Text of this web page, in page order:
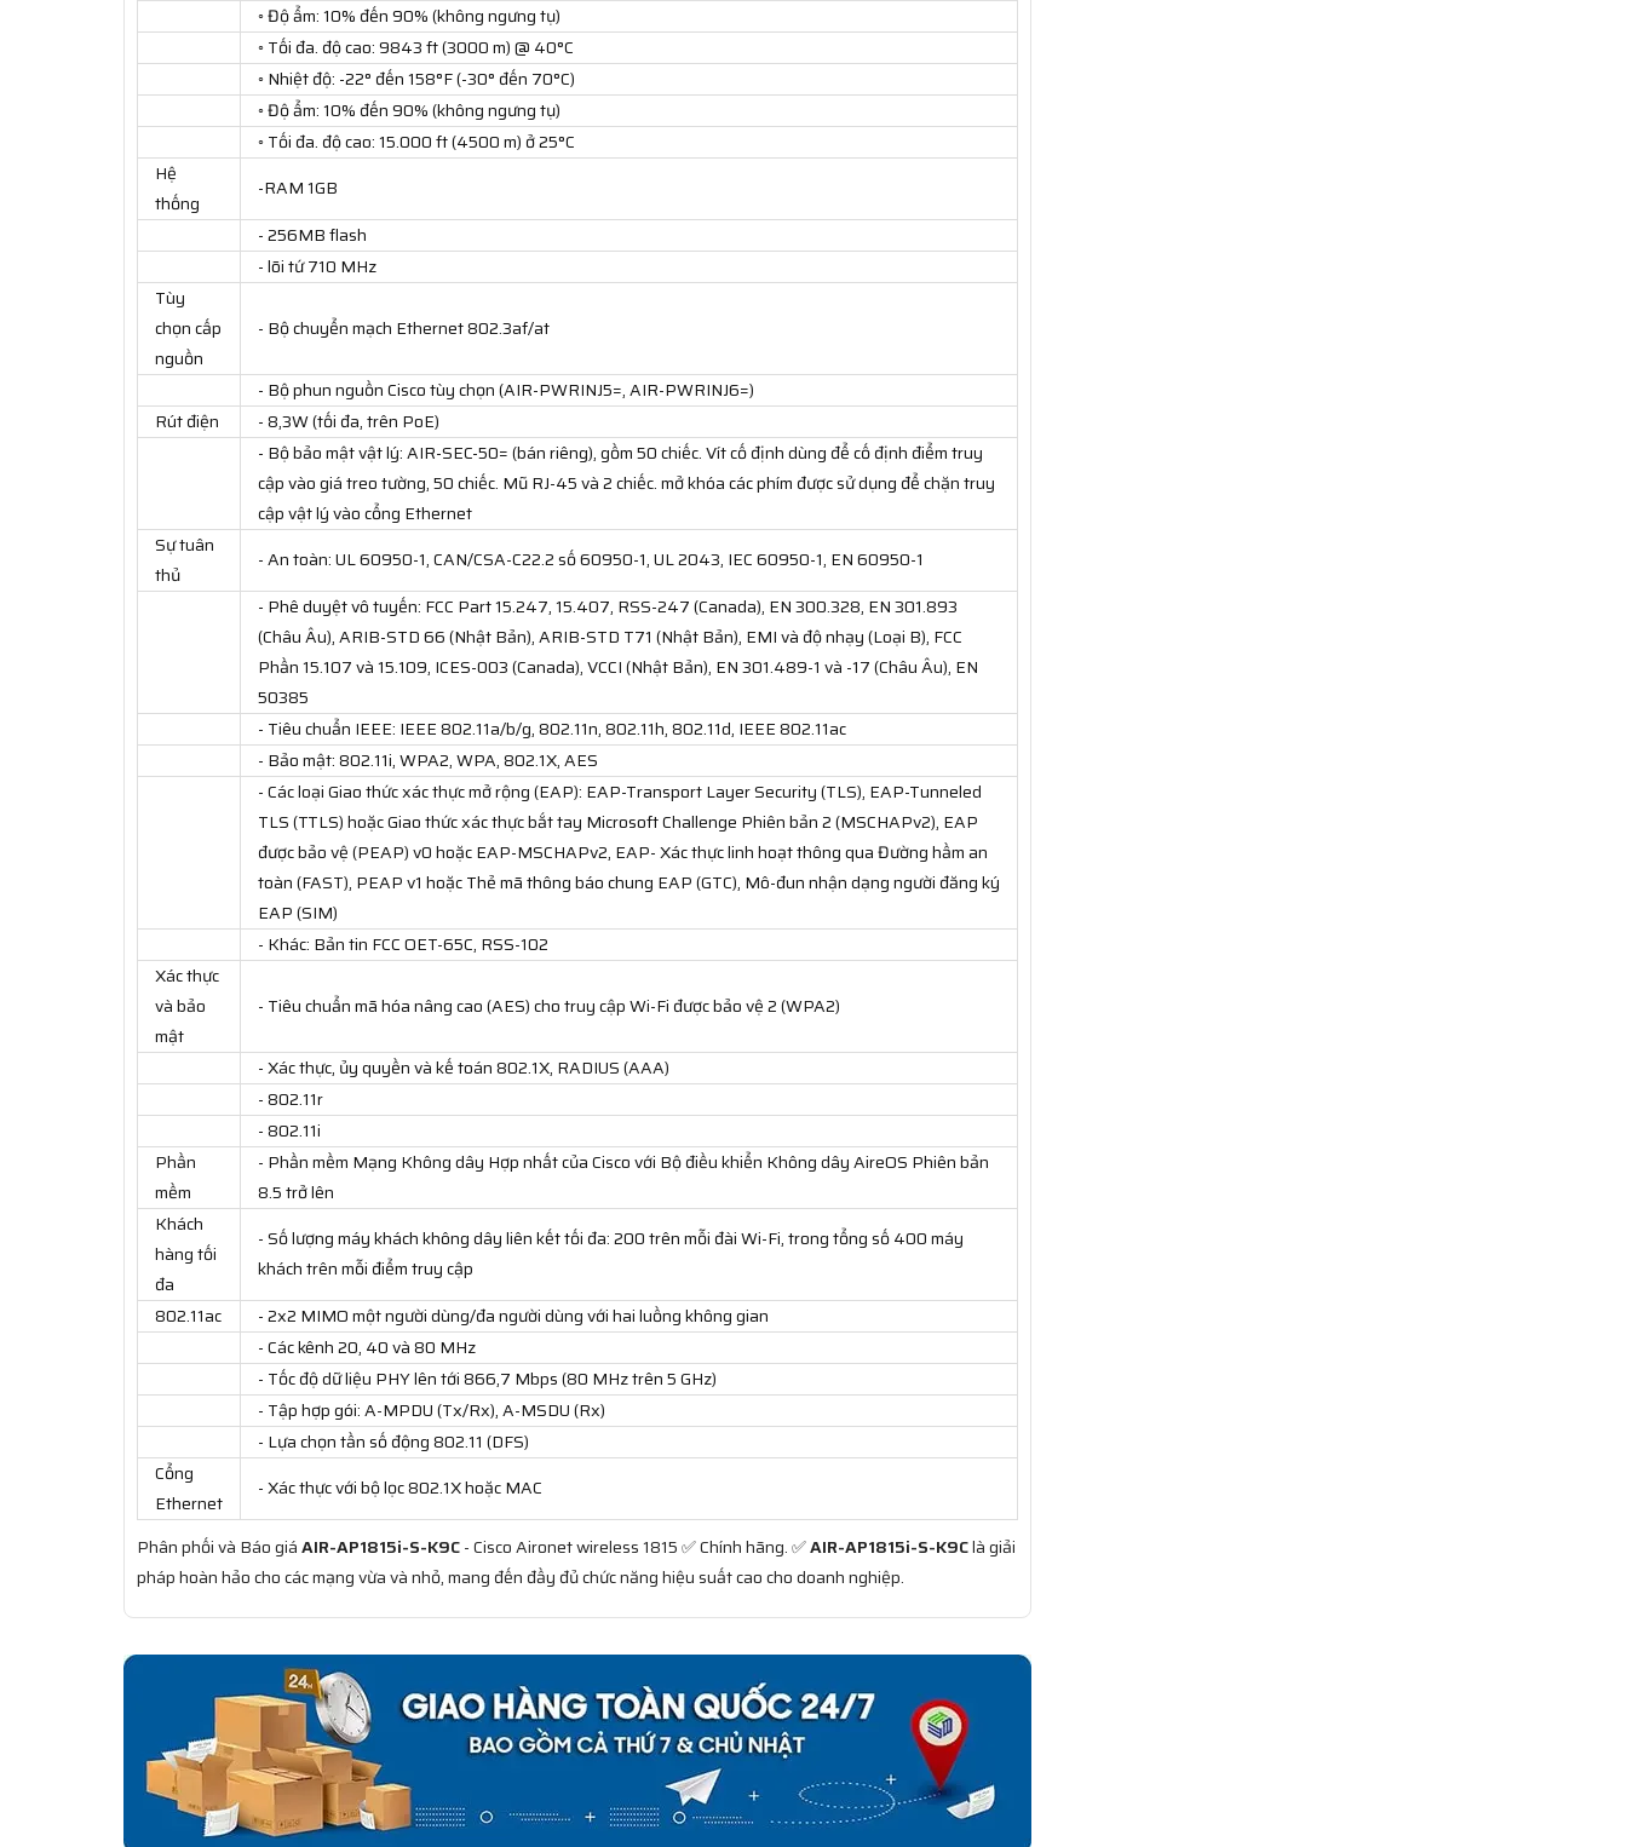
◦ Độ ẩm: 10% đến 90% (không ngưng tụ)
◦ Tối đa. độ cao: 9843 ft (3000 m) @ 40°C
◦ Nhiệt độ: -22° đến 158°F (-30° đến 70°C)
◦ Độ ẩm: 10% đến 90% (không ngưng tụ)
◦ Tối đa. độ cao: 15.000 ft (4500 m) ở 25°C
Hệ
thống
-RAM 1GB
- 256MB flash
- lõi tứ 710 MHz
Tùy
chọn cấp
nguồn
- Bộ chuyển mạch Ethernet 802.3af/at
- Bộ phun nguồn Cisco tùy chọn (AIR-PWRINJ5=, AIR-PWRINJ6=)
Rút điện
- 8,3W (tối đa, trên PoE)
- Bộ bảo mật vật lý: AIR-SEC-50= (bán riêng), gồm 50 chiếc. Vít cố định dùng để cố định điểm truy
cập vào giá treo tường, 50 chiếc. Mũ RJ-45 và 2 chiếc. mở khóa các phím được sử dụng để chặn truy
cập vật lý vào cổng Ethernet
Sự tuân
thủ
- An toàn: UL 60950-1, CAN/CSA-C22.2 số 60950-1, UL 2043, IEC 60950-1, EN 60950-1
- Phê duyệt vô tuyến: FCC Part 15.247, 15.407, RSS-247 (Canada), EN 300.328, EN 301.893
(Châu Âu), ARIB-STD 66 (Nhật Bản), ARIB-STD T71 (Nhật Bản), EMI và độ nhạy (Loại B), FCC
Phần 15.107 và 15.109, ICES-003 (Canada), VCCI (Nhật Bản), EN 301.489-1 và -17 (Châu Âu), EN
50385
- Tiêu chuẩn IEEE: IEEE 802.11a/b/g, 802.11n, 802.11h, 802.11d, IEEE 802.11ac
- Bảo mật: 802.11i, WPA2, WPA, 802.1X, AES
- Các loại Giao thức xác thực mở rộng (EAP): EAP-Transport Layer Security (TLS), EAP-Tunneled
TLS (TTLS) hoặc Giao thức xác thực bắt tay Microsoft Challenge Phiên bản 2 (MSCHAPv2), EAP
được bảo vệ (PEAP) v0 hoặc EAP-MSCHAPv2, EAP- Xác thực linh hoạt thông qua Đường hầm an
toàn (FAST), PEAP v1 hoặc Thẻ mã thông báo chung EAP (GTC), Mô-đun nhận dạng người đăng ký
EAP (SIM)
- Khác: Bản tin FCC OET-65C, RSS-102
Xác thực
và bảo
mật
- Tiêu chuẩn mã hóa nâng cao (AES) cho truy cập Wi-Fi được bảo vệ 2 (WPA2)
- Xác thực, ủy quyền và kế toán 802.1X, RADIUS (AAA)
- 802.11r
- 802.11i
Phần
mềm
- Phần mềm Mạng Không dây Hợp nhất của Cisco với Bộ điều khiển Không dây AireOS Phiên bản
8.5 trở lên
Khách
hàng tối
đa
- Số lượng máy khách không dây liên kết tối đa: 200 trên mỗi đài Wi-Fi, trong tổng số 400 máy
khách trên mỗi điểm truy cập
802.11ac
- 2x2 MIMO một người dùng/đa người dùng với hai luồng không gian
- Các kênh 20, 40 và 80 MHz
- Tốc độ dữ liệu PHY lên tới 866,7 Mbps (80 MHz trên 5 GHz)
- Tập hợp gói: A-MPDU (Tx/Rx), A-MSDU (Rx)
- Lựa chọn tần số động 802.11 (DFS)
Cổng
Ethernet
- Xác thực với bộ lọc 802.1X hoặc MAC
Phân phối và Báo giáAIR-AP1815i-S-K9C- Cisco Aironet wireless 1815 ✅ Chính hãng. ✅AIR-AP1815i-S-K9Clà giải
pháp hoàn hảo cho các mạng vừa và nhỏ, mang đến đầy đủ chức năng hiệu suất cao cho doanh nghiệp.